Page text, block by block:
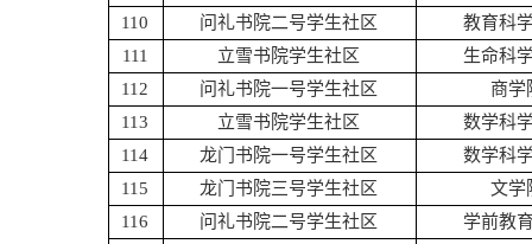
110
问礼书院二号学生社区
教育科
111
立雪书院学生社区
生命科
112
问礼书院一号学生社区
商学
113
立雪书院学生社区
数学科
114
龙门书院一号学生社区
数学科
115
龙门书院三号学生社区
文学
116
问礼书院二号学生社区
学前教